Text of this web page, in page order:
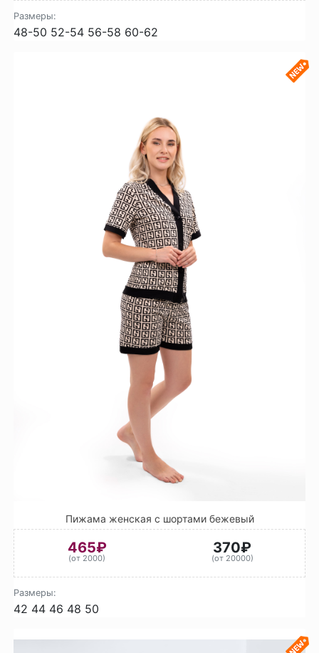
Размеры:
48-50 52-54 56-58 60-62
Пижама женская с шортами бежевый
465₽
(от 2000)
370₽
(от 20000)
Размеры:
42 44 46 48 50